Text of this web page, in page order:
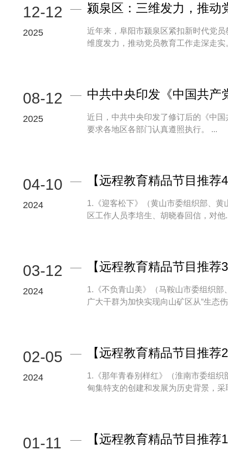
12-12
2025
颍泉区：三维发力，推动
近年来，阜阳市颍泉区紧扣新时代党
08-12
2025
中共中央印发《中国共产
近日，中共中央印发了修订后的《中
要求各地区各部门认真遵照执行。 ...
04-10
2024
【远程教育精品节目推荐
1.《迎客松下》（黄山市委组织部、
区工作人员李培生、胡晓春回信，对他
03-12
2024
【远程教育精品节目推荐
1.《不负青山美》（马鞍山市委组织
广大干群为加快实现向山矿区从“生态
02-05
2024
【远程教育精品节目推荐
1.《那年青春别样红》（淮南市委组
甸集特支的创建和发展为历史背景，采
01-11 【远程教育精品节目推荐